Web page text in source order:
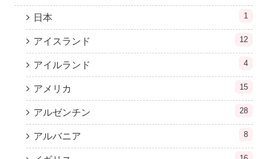
日本 1
アイスランド 12
アイルランド 4
アメリカ 15
アルゼンチン 28
アルバニア 8